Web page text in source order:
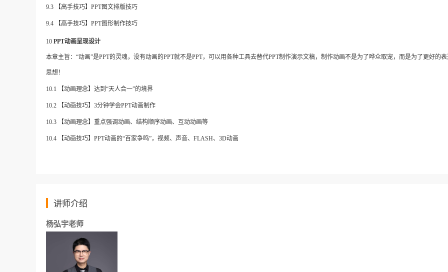
9.3 【高手技巧】 PPT图文排版技巧
9.4 【高手技巧】 PPT图形制作技巧
10 PPT动画呈现设计
本章主旨： “动画”是PPT的灵魂，没有动画的PPT就不是PPT，可以用各种工具去替代PPT制作演示文稿，制作动画不是为了哗众取宠，而是为了更好的
思想！
10.1 【动画理念】达到 “天人合一”的境界
10.2 【动画技巧】 3分钟学会PPT动画制作
10.3 【动画理念】重点强调动画、结构顺序动画、互动动画等
10.4 【动画技巧】 PPT动画的“百家争鸣”，视频、声音、FLASH、3D动画
讲师介绍
杨弘宇老师